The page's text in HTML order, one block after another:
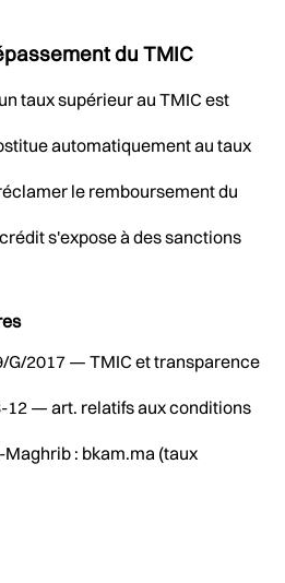
du TMIC
taux supérieur au TMIC est
automatiquement au taux
le remboursement du
s'expose à des sanctions
G/2017 — TMIC et transparence
12 — art. relatifs aux conditions
: bkam.ma (taux